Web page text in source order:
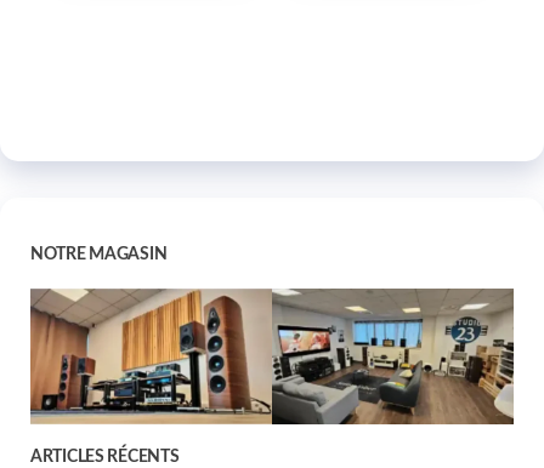
NOTRE MAGASIN
ARTICLES RÉCENTS